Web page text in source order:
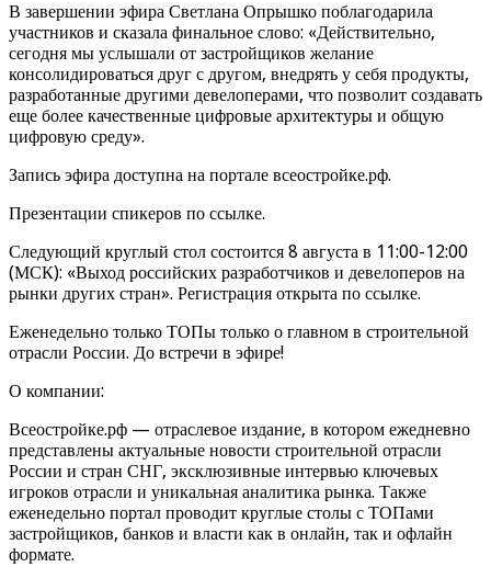
В завершении эфира Светлана Опрышко поблагодарила
участников и сказала финальное слово: «Действительно,
сегодня мы услышали от застройщиков желание
консолидироваться друг с другом, внедрять у себя продукты,
разработанные другими девелоперами, что позволит создавать
еще более качественные цифровые архитектуры и общую
цифровую среду».
Запись эфира доступна на портале всеостройке.рф.
Презентации спикеров по ссылке.
Следующий круглый стол состоится 8 августа в 11:00-12:00
(МСК): «Выход российских разработчиков и девелоперов на
рынки других стран». Регистрация открыта по ссылке.
Еженедельно только ТОПы только о главном в строительной
отрасли России. До встречи в эфире!
О компании:
Всеостройке.рф — отраслевое издание, в котором ежедневно
представлены актуальные новости строительной отрасли
России и стран СНГ, эксклюзивные интервью ключевых
игроков отрасли и уникальная аналитика рынка. Также
еженедельно портал проводит круглые столы с ТОПами
застройщиков, банков и власти как в онлайн, так и офлайн
формате.